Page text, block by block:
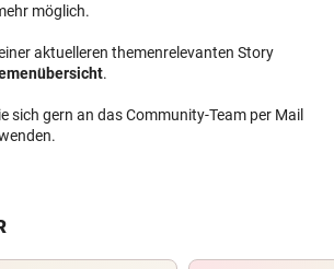
möglich.
aktuelleren themenrelevanten Story
.
sich gern an das Community-Team per Mail